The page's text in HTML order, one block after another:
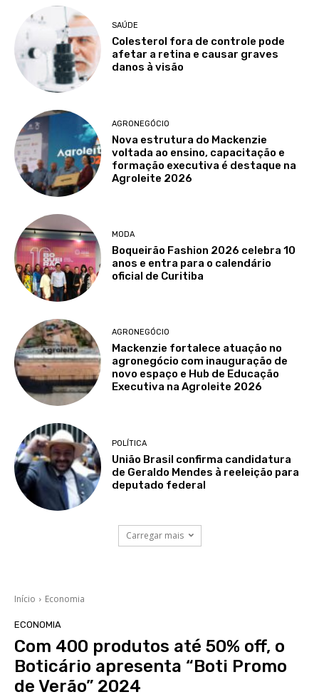
SAÚDE
Colesterol fora de controle pode
afetar a retina e causar graves
danos à visão
AGRONEGÓCIO
Nova estrutura do Mackenzie
voltada ao ensino, capacitação e
formação executiva é destaque na
Agroleite 2026
MODA
Boqueirão Fashion 2026 celebra 10
anos e entra para o calendário
oficial de Curitiba
AGRONEGÓCIO
Mackenzie fortalece atuação no
agronegócio com inauguração de
novo espaço e Hub de Educação
Executiva na Agroleite 2026
POLÍTICA
União Brasil confirma candidatura
de Geraldo Mendes à reeleição para
deputado federal
Carregar mais